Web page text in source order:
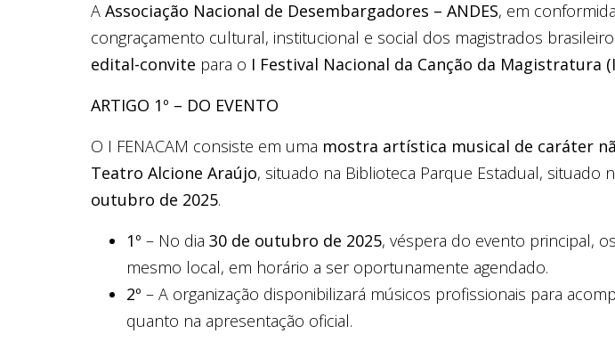
A Associação Nacional de Desembargadores – ANDES, em
congraçamento cultural, institucional e social dos magistrados
edital-convite para o I Festival Nacional da Canção da Magistratura (I
ARTIGO 1º – DO EVENTO
O I FENACAM consiste em uma mostra artística musical de caráter
Teatro Alcione Araújo, situado na Biblioteca Parque Estadual, situado
outubro de 2025.
1º – No dia 30 de outubro de 2025, véspera do evento principal,
mesmo local, em horário a ser oportunamente agendado.
2º – A organização disponibilizará músicos profissionais para
quanto na apresentação oficial.